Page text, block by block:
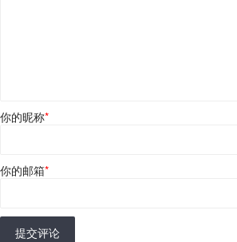
你的昵称*
你的邮箱*
提交评论